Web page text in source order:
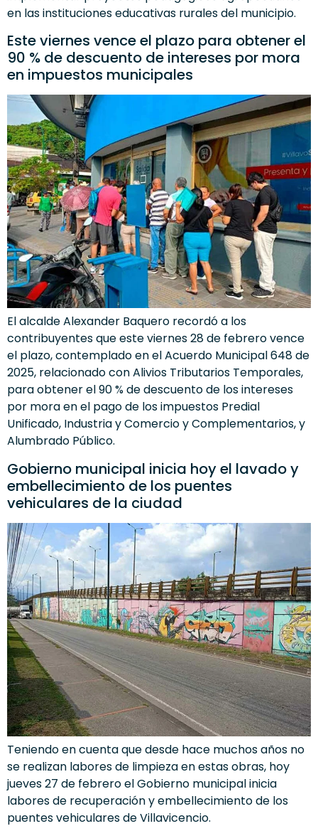
en las instituciones educativas rurales del municipio.
Este viernes vence el plazo para obtener el
90 % de descuento de intereses por mora
en impuestos municipales
El alcalde Alexander Baquero recordó a los
contribuyentes que este viernes 28 de febrero vence
el plazo, contemplado en el Acuerdo Municipal 648 de
2025, relacionado con Alivios Tributarios Temporales,
para obtener el 90 % de descuento de los intereses
por mora en el pago de los impuestos Predial
Unificado, Industria y Comercio y Complementarios, y
Alumbrado Público.
Gobierno municipal inicia hoy el lavado y
embellecimiento de los puentes
vehiculares de la ciudad
Teniendo en cuenta que desde hace muchos años no
se realizan labores de limpieza en estas obras, hoy
jueves 27 de febrero el Gobierno municipal inicia
labores de recuperación y embellecimiento de los
puentes vehiculares de Villavicencio.